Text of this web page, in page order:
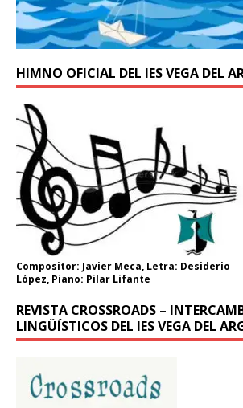
HIMNO OFICIAL DEL IES VEGA DEL
Compositor: Javier Meca, Letra: Desiderio
López, Piano: Pilar Lifante
REVISTA CROSSROADS –
LINGÜÍSTICOS DEL IES VEGA DEL